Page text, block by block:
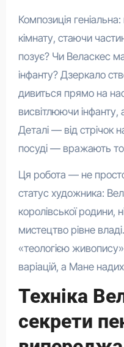
Композиція
кімнату, стаючи
позує? Чи Веласкес
інфанту? Дзеркало
дивиться прямо на
висвітлюючи інфанту,
Деталі — від стрічок
посуді — вражають
Ця робота — не
статус художника:
королівської
мистецтво рівне
«теологією
варіацій, а Мане
Техніка
секрети